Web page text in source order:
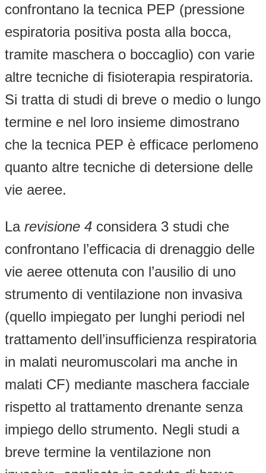
confrontano la tecnica PEP (pressione
espiratoria positiva posta alla bocca,
tramite maschera o boccaglio) con varie
altre tecniche di fisioterapia respiratoria.
Si tratta di studi di breve o medio o lungo
termine e nel loro insieme dimostrano
che la tecnica PEP è efficace perlomeno
quanto altre tecniche di detersione delle
vie aeree.
La revisione 4 considera 3 studi che
confrontano l’efficacia di drenaggio delle
vie aeree ottenuta con l’ausilio di uno
strumento di ventilazione non invasiva
(quello impiegato per lunghi periodi nel
trattamento dell’insufficienza respiratoria
in malati neuromuscolari ma anche in
malati CF) mediante maschera facciale
rispetto al trattamento drenante senza
impiego dello strumento. Negli studi a
breve termine la ventilazione non